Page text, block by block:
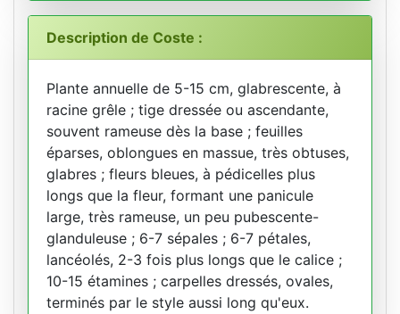
Description de Coste :
Plante annuelle de 5-15 cm, glabrescente, à
racine grêle ; tige dressée ou ascendante,
souvent rameuse dès la base ; feuilles
éparses, oblongues en massue, très obtuses,
glabres ; fleurs bleues, à pédicelles plus
longs que la fleur, formant une panicule
large, très rameuse, un peu pubescente-
glanduleuse ; 6-7 sépales ; 6-7 pétales,
lancéolés, 2-3 fois plus longs que le calice ;
10-15 étamines ; carpelles dressés, ovales,
terminés par le style aussi long qu'eux.